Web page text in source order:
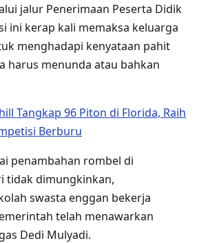
jalur Penerimaan Peserta Didik
ini kerap kali memaksa keluarga
menghadapi kenyataan pahit
harus menunda atau bahkan
Tangkap 96 Piton di Florida, Raih
Berburu
penambahan rombel di
tidak dimungkinkan,
swasta enggan bekerja
telah menawarkan
Dedi Mulyadi.